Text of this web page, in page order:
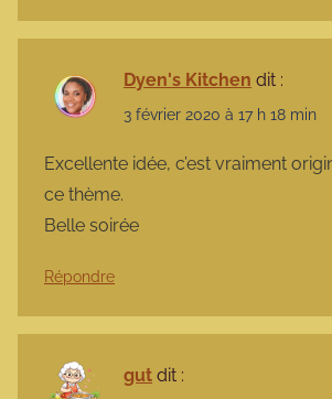
Dyen's Kitchen dit :
3 février 2020 à 17 h 18 min
Excellente idée, c’est vraiment
ce thème.
Belle soirée
Répondre
gut dit :